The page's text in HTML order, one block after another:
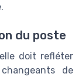
du poste
doit refléter
de